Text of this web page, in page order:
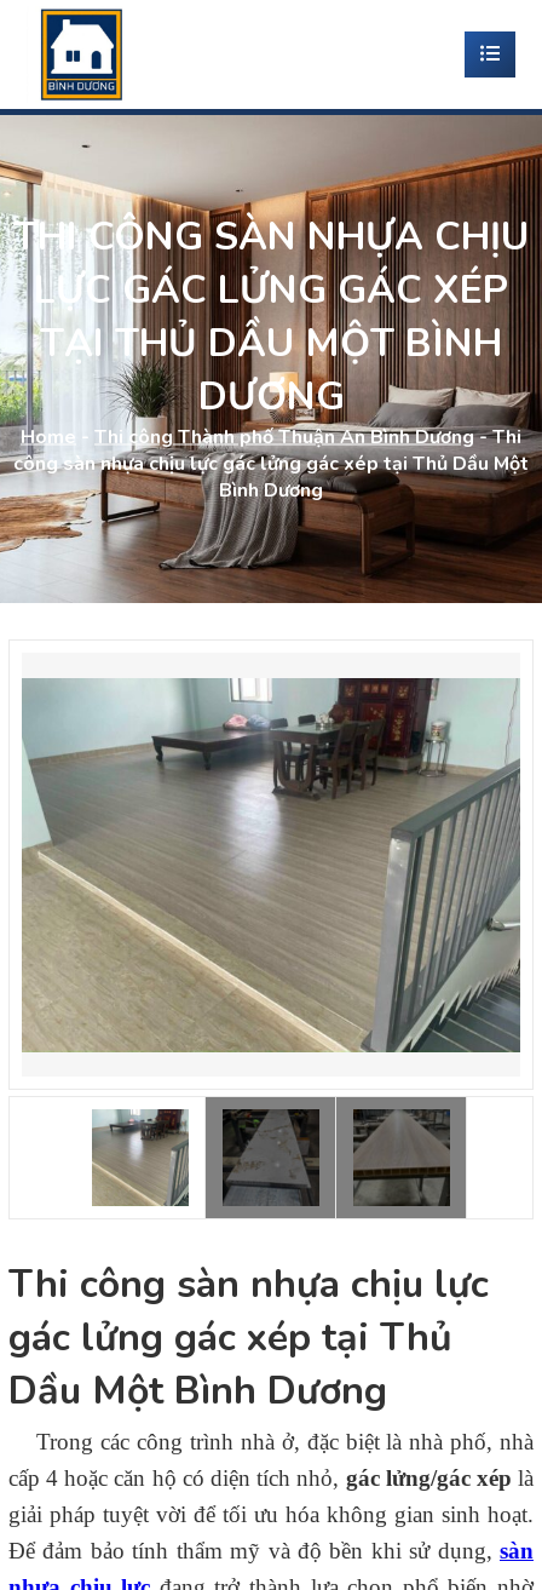
THI CÔNG SÀN NHỰA CHỊU
LỰC GÁC LỬNG GÁC XÉP
TẠI THỦ DẦU MỘT BÌNH
DƯƠNG
Home - Thi công Thành phố Thuận An Bình Dương-Thi
công sàn nhựa chịu lực gác lửng gác xép tại Thủ Dầu Một
Bình Dương
Thi công sàn nhựa chịu lực
gác lửng gác xép tại Thủ
Dầu Một Bình Dương
Trong các công trình nhà ở, đặc biệt là nhà phố, nhà
cấp 4 hoặc căn hộ có diện tích nhỏ, gác lửng/gác xép là
giải pháp tuyệt vời để tối ưu hóa không gian sinh hoạt.
Để đảm bảo tính thẩm mỹ và độ bền khi sử dụng, sàn